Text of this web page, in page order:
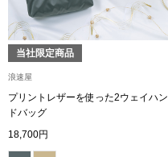
当社限定商品
浪速屋
プリントレザーを使った2ウェイハン
ドバッグ
18,700円